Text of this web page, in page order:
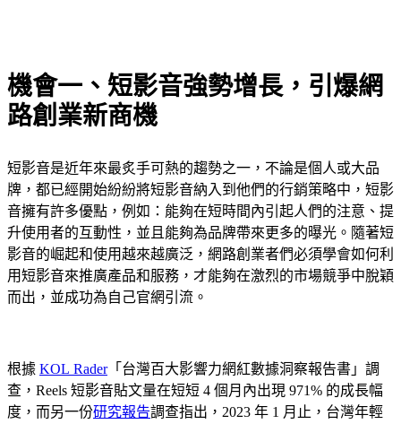
機會一、短影音強勢增長，引爆網
路創業新商機
短影音是近年來最炙手可熱的趨勢之一，不論是個人或大品
牌，都已經開始紛紛將短影音納入到他們的行銷策略中，短影
音擁有許多優點，例如：能夠在短時間內引起人們的注意、提
升使用者的互動性，並且能夠為品牌帶來更多的曝光。隨著短
影音的崛起和使用越來越廣泛，網路創業者們必須學會如何利
用短影音來推廣產品和服務，才能夠在激烈的市場競爭中脫穎
而出，並成功為自己官網引流。
根據 KOL Rader「台灣百大影響力網紅數據洞察報告書」調
查，Reels 短影音貼文量在短短 4 個月內出現 971% 的成長幅
度，而另一份研究報告調查指出，2023 年 1 月止，台灣年輕